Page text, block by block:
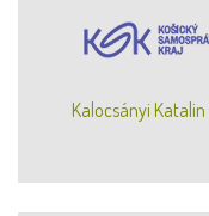
Kalocsányi Katalin